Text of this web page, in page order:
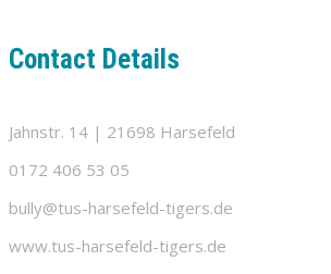
Contact Details
Jahnstr. 14 | 21698 Harsefeld
0172 406 53 05
bully@tus-harsefeld-tigers.de
www.tus-harsefeld-tigers.de